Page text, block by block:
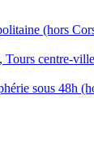
(hors
Tours centre-
sous 48h